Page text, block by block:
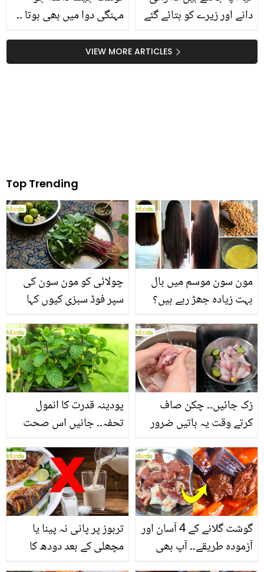
مہنگی دوا میں بھی ہوتا ۔۔
بیماریوں کو کنٹرول کرتا
ہے؟ فائدے جان کر آپ بھی
دانے اور زیرے کو بتائے گئے
پر آپ کے جسم میں کون
سی بڑی تبدیلی آ سکتی
VIEW MORE ARTICLES
Top Trending
چولائی کو مون سون کی
سپر فوڈ سبزی کیوں کہا
منرلز اور اینٹی آکسیڈنٹس
سے بھرپور اس سبزی کے
فائدے
مون سون موسم میں بال
بہت زیادہ جھڑ رہے ہیں؟
بنانے کے چند قدرتی طریقے
پودینہ قدرت کا انمول
تحفہ۔۔ جانیں اس صحت
انگیز طبی فوائد
رُک جائیں۔۔ چکن صاف
کرتے وقت یہ باتیں ضرور
تربوز پر پانی نہ پینا یا
مچھلی کے بعد دودھ کا
گوشت گلانے کے 4 آسان اور
آزمودہ طریقے۔۔ آپ بھی